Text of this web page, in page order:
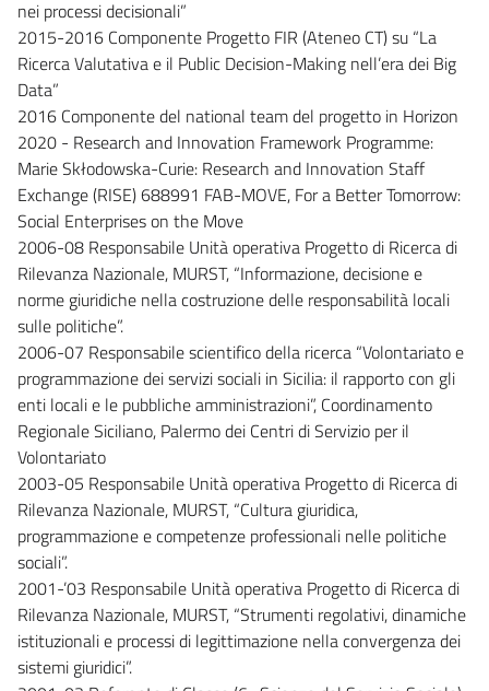
nei processi decisionali”
2015-2016 Componente Progetto FIR (Ateneo CT) su “La
Ricerca Valutativa e il Public Decision-Making nell’era dei Big
Data”
2016 Componente del national team del progetto in Horizon
2020 - Research and Innovation Framework Programme:
Marie Skłodowska-Curie: Research and Innovation Staff
Exchange (RISE) 688991 FAB-MOVE, For a Better Tomorrow:
Social Enterprises on the Move
2006-08 Responsabile Unità operativa Progetto di Ricerca di
Rilevanza Nazionale, MURST, “Informazione, decisione e
norme giuridiche nella costruzione delle responsabilità locali
sulle politiche”.
2006-07 Responsabile scientifico della ricerca “Volontariato e
programmazione dei servizi sociali in Sicilia: il rapporto con gli
enti locali e le pubbliche amministrazioni”, Coordinamento
Regionale Siciliano, Palermo dei Centri di Servizio per il
Volontariato
2003-05 Responsabile Unità operativa Progetto di Ricerca di
Rilevanza Nazionale, MURST, “Cultura giuridica,
programmazione e competenze professionali nelle politiche
sociali”.
2001-’03 Responsabile Unità operativa Progetto di Ricerca di
Rilevanza Nazionale, MURST, “Strumenti regolativi, dinamiche
istituzionali e processi di legittimazione nella convergenza dei
sistemi giuridici”.